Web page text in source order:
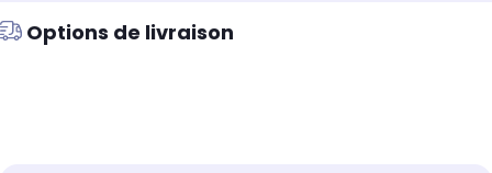
Options de livraison